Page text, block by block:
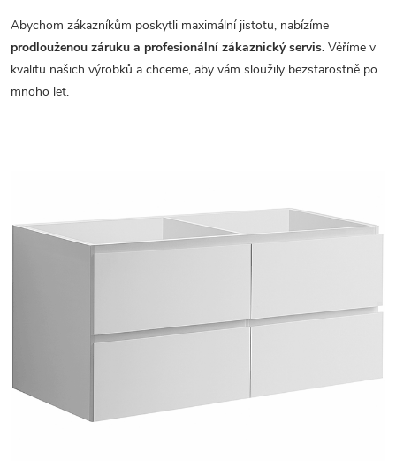
Abychom zákazníkům poskytli maximální jistotu, nabízíme
prodlouženou záruku a profesionální zákaznický servis. Věříme v
kvalitu našich výrobků a chceme, aby vám sloužily bezstarostně po
mnoho let.